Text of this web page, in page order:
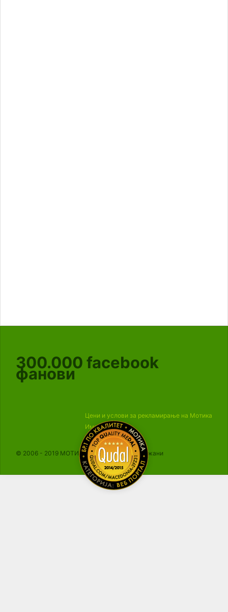
300.000 facebook
фанови
Цени и услови за рекламирање на Мотика
Импресум
© 2006 - 2019 МОТИКА, Сите права се задржани